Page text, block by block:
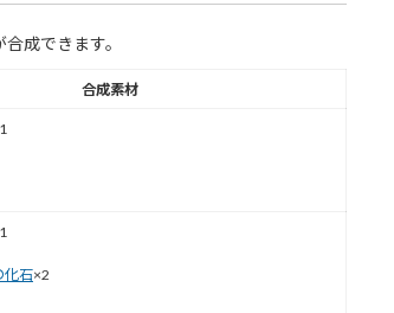
成できます。
合成素材
化石×2